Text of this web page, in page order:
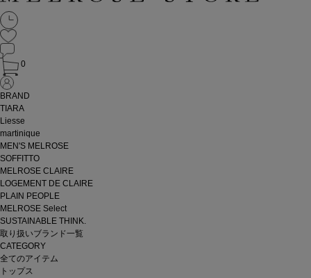
0
BRAND
TIARA
Liesse
martinique
MEN'S MELROSE
SOFFITTO
MELROSE CLAIRE
LOGEMENT DE CLAIRE
PLAIN PEOPLE
MELROSE Select
SUSTAINABLE THINK.
取り扱いブランド一覧
CATEGORY
全てのアイテム
トップス